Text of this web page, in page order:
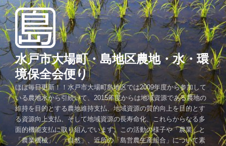
コ
ン
テ
ン
ツ
へ
ス
キ
プ
水戸市大場町・島地区農地・水・環
境保全会便り
ほぼ毎日更新！！水戸市大場町島地区では2009年度から参加して
いる農地水から引続いて、2015年度からは地域資源である農地の
維持を目的とする農地維持支払、地域資源の質的向上を目的とす
る資源向上支払、そして地域資源の長寿命化、これらからなる多
面的機能支払に取り組んでいます。この活動の様子や「農業」と
「農業機械」、「自然」、近所の「島営農生産組合」について素